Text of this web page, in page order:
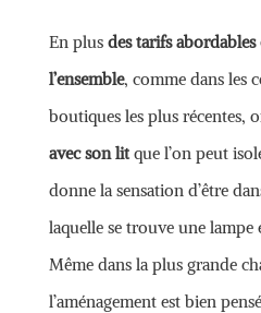
En plus des tarifs
l’ensemble, comme dans les
boutiques les plus récentes,
avec son litque l’on peut
donne la sensation d’être
laquelle se trouve une lampe
Même dans la plus grande
l’aménagement est bien